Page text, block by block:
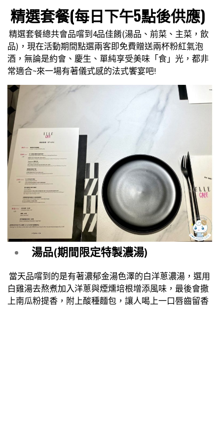
精選套餐(每日下午5點後供應)
精選套餐總共會品嚐到4品佳餚(湯品、前菜、主菜，飲
品)，現在活動期間點選兩客即免費贈送兩杯粉紅氣泡
酒，無論是約會、慶生、單純享受美味「食」光，都非
常適合~來一場有著儀式感的法式饗宴吧!
湯品(期間限定特製濃湯)
當天品嚐到的是有著濃郁金湯色澤的白洋蔥濃湯，選用
白雞湯去熬煮加入洋蔥與煙燻培根增添風味，最後會撒
上南瓜粉提香，附上酸種麵包，讓人喝上一口唇齒留香